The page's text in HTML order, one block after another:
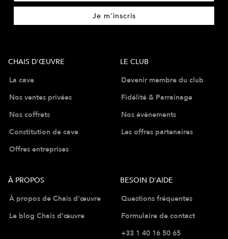
Je m'inscris
CHAIS D'ŒUVRE
La cave
Nos ventes privées
Nos coffrets
Constitution de cave
Offres entreprises
LE CLUB
Devenir membre du club
Fidélité & Parrainage
Nos évènements
Les offres partenaires
À PROPOS
À propos de Chais d'œuvre
Le blog Chais d'œuvre
BESOIN D'AIDE
Questions fréquentes
Formulaire de contact
+33 1 40 16 50 65